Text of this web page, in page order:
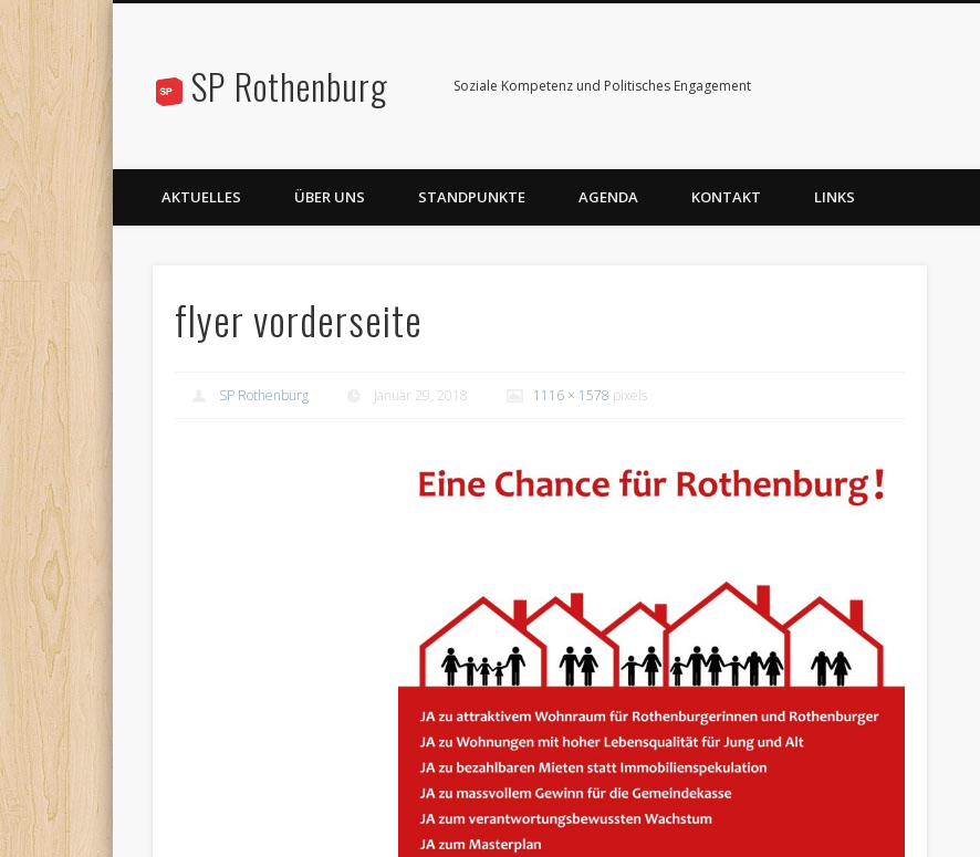
SP Rothenburg Soziale Kompetenz und Politisches Engagement
AKTUELLES ÜBER UNS STANDPUNKTE AGENDA KONTAKT LINKS
flyer vorderseite
SP Rothenburg Januar 29, 2018 1116 × 1578 pixels